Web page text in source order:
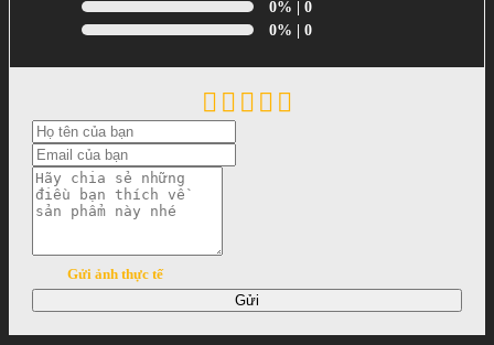
0% | 0
0% | 0
Gửi ảnh thực tế
Gửi